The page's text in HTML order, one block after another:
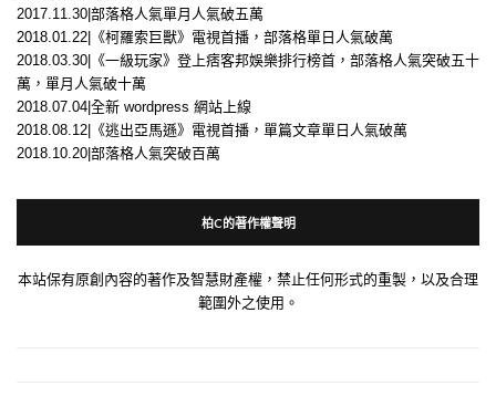
2017.11.30|部落格人氣單月人氣破五萬
2018.01.22|《柯羅索巨獸》電視首播，部落格單日人氣破萬
2018.03.30|《一級玩家》登上痞客邦娛樂排行榜首，部落格人氣突破五十
萬，單月人氣破十萬
2018.07.04|全新 wordpress 網站上線
2018.08.12|《逃出亞馬遜》電視首播，單篇文章單日人氣破萬
2018.10.20|部落格人氣突破百萬
柏C的著作權聲明
本站保有原創內容的著作及智慧財產權，禁止任何形式的重製，以及合理
範圍外之使用。